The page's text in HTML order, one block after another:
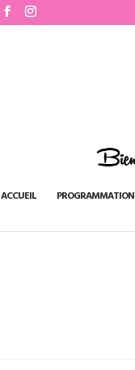
ACCUEIL PROGRAMMATION